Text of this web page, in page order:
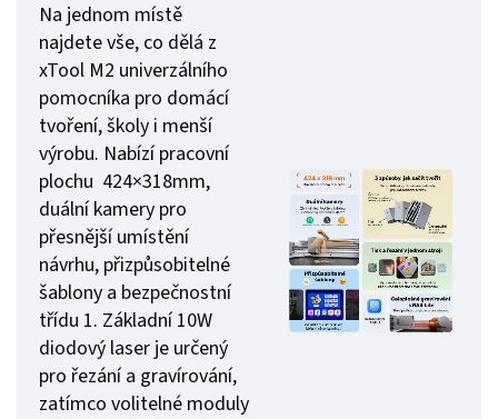
Na jednom místě
najdete vše, co dělá z
xTool M2 univerzálního
pomocníka pro domácí
tvoření, školy i menší
výrobu. Nabízí pracovní
plochu 424×318mm,
duální kamery pro
přesnější umístění
návrhu, přizpůsobitelné
šablony a bezpečnostní
třídu 1. Základní 10W
diodový laser je určený
pro řezání a gravírování,
zatímco volitelné moduly